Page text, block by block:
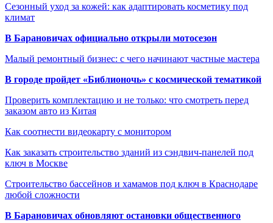
Сезонный уход за кожей: как адаптировать косметику под
климат
В Барановичах официально открыли мотосезон
Малый ремонтный бизнес: с чего начинают частные мастера
В городе пройдет «Библионочь» с космической тематикой
Проверить комплектацию и не только: что смотреть перед
заказом авто из Китая
Как соотнести видеокарту с монитором
Как заказать строительство зданий из сэндвич-панелей под
ключ в Москве
Строительство бассейнов и хамамов под ключ в Краснодаре
любой сложности
В Барановичах обновляют остановки общественного